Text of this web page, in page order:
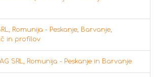
Romunija - Peskanje, Barvanje,
in profilov
SRL, Romunija - Peskanje in Barvanje